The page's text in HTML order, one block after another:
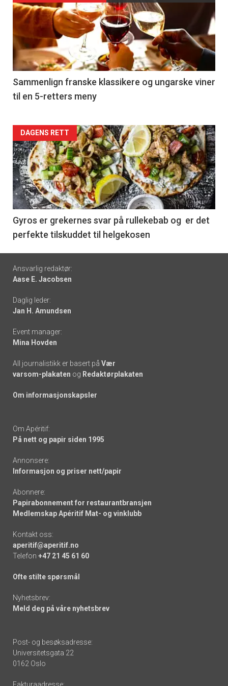
akkurat
nå
-
5
Sammenlign franske klassikere og ungarske viner
til en 5-retters meny
Forsiden
akkurat
nå
-
6
DAGENS RETT
Gyros er grekernes svar på rullekebab og er det
perfekte tilskuddet til helgekosen
Footer
-
links
Ansvarlig redaktør:
Aase E. Jacobsen
Daglig leder:
Jan H. Amundsen
Event manager:
Mina Hovden
All journalistikk er basert på Vær
varsom-plakaten og Redaktørplakaten
Om informasjonskapsler
Om Apéritif:
På nett og papir siden 1995
Annonsere:
Informasjon og priser nett/papir
Abonnere:
Papirabonnement for restaurantbransjen
Medlemskap Apéritif Mat- og vinklubb
Kontakt oss:
aperitif@aperitif.no
Telefon +47 21 45 61 60
Ofte stilte spørsmål
Nyhetsbrev:
Meld deg på våre nyhetsbrev
Post- og besøksadresse:
Universitetsgata 22
0162 Oslo